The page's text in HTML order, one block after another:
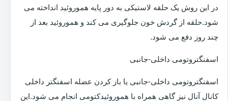
در این روش یک حلقه لاستیکی به دور پایه هموروئید انداخته می
شود.حلقه از گردش خون جلوگیری می کند و هموروئید بعد از
چند روز دفع می شود.
اسفنگتروتومی داخلی-جانبی
اسفنگتروتومی داخلی-جانبی یا باز کردن عضله اسفنگتر داخلی
کانال آنال نیز گاهی همراه با هموروئیدکتومی انجام می شود.این